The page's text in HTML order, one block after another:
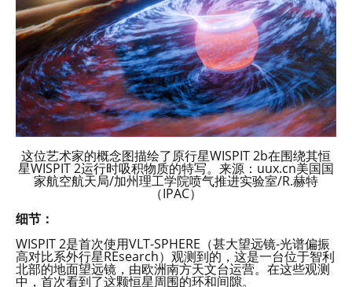
这位艺术家的概念图描绘了原行星WISPIT 2b在围绕其恒
星WISPIT 2运行时吸积物质的特写。来源：uux.cn美国国
家航空航天局/加州理工学院喷气推进实验室/R.赫特
（IPAC）
细节：
WISPIT 2是首次使用VLT-SPHERE（甚大望远镜-光谱偏振
高对比系外行星REsearch）观测到的，这是一台位于智利
北部的地面望远镜，由欧洲南方天文台运营。在这些观测
中，首次看到了这颗恒星周围的环和间隙。